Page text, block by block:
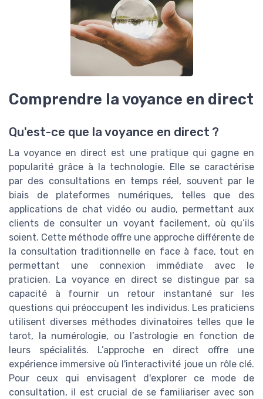
Comprendre la voyance en direct
Qu'est-ce que la voyance en direct ?
La voyance en direct est une pratique qui gagne en
popularité grâce à la technologie. Elle se caractérise
par des consultations en temps réel, souvent par le
biais de plateformes numériques, telles que des
applications de chat vidéo ou audio, permettant aux
clients de consulter un voyant facilement, où qu’ils
soient. Cette méthode offre une approche différente de
la consultation traditionnelle en face à face, tout en
permettant une connexion immédiate avec le
praticien. La voyance en direct se distingue par sa
capacité à fournir un retour instantané sur les
questions qui préoccupent les individus. Les praticiens
utilisent diverses méthodes divinatoires telles que le
tarot, la numérologie, ou l’astrologie en fonction de
leurs spécialités. L’approche en direct offre une
expérience immersive où l'interactivité joue un rôle clé.
Pour ceux qui envisagent d'explorer ce mode de
consultation, il est crucial de se familiariser avec son